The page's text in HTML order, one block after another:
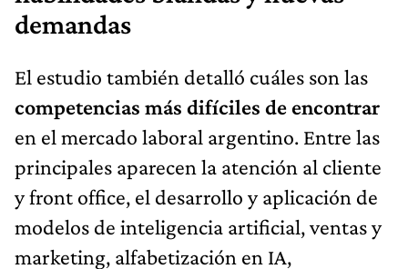
demandas
El estudio también detalló cuáles son las
competencias más difíciles de encontrar
en el mercado laboral argentino. Entre las
principales aparecen la atención al cliente
y front office, el desarrollo y aplicación de
modelos de inteligencia artificial, ventas y
marketing, alfabetización en IA,